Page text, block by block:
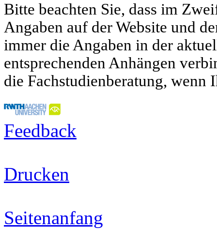
Bitte beachten Sie, dass im
Angaben auf der Website und
immer die Angaben in der
entsprechenden Anhängen
die Fachstudienberatung,
Feedback
Drucken
Seitenanfang